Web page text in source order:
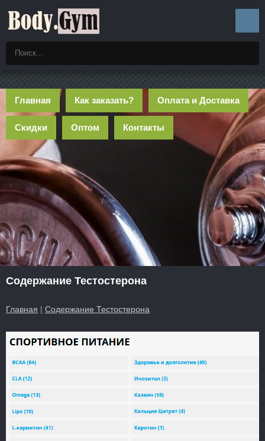
Главная Как заказать? Оплата и Доставка
Скидки Оптом Контакты
Содержание Тестостерона
Главная | Содержание Тестостерона